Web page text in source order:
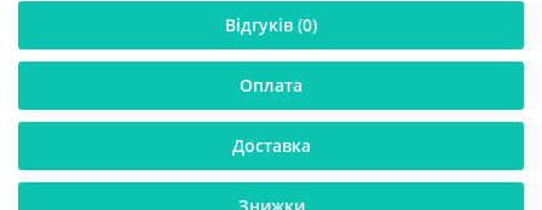
Відгуків (0)
Оплата
Доставка